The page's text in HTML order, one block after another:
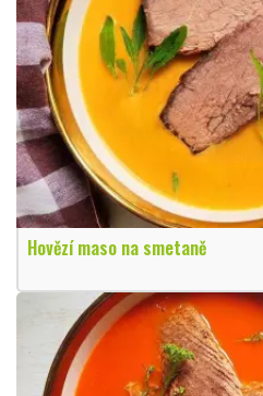
Hovězí maso na smetaně